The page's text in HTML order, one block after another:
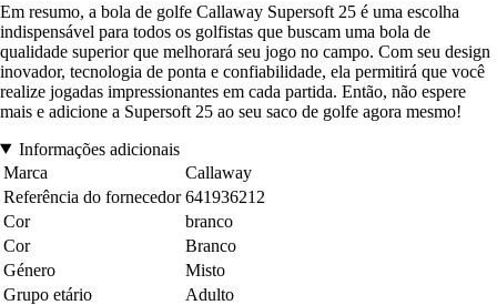
Em resumo, a bola de golfe Callaway Supersoft 25 é uma escolha
indispensável para todos os golfistas que buscam uma bola de
qualidade superior que melhorará seu jogo no campo. Com seu design
inovador, tecnologia de ponta e confiabilidade, ela permitirá que você
realize jogadas impressionantes em cada partida. Então, não espere
mais e adicione a Supersoft 25 ao seu saco de golfe agora mesmo!
Informações adicionais
Marca
Callaway
Referência do fornecedor 641936212
Cor
branco
Cor
Branco
Género
Misto
Grupo etário
Adulto